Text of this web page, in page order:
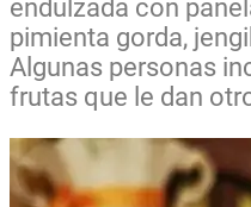
endulzada con
pimienta gorda,
Algunas personas
frutas que le dan